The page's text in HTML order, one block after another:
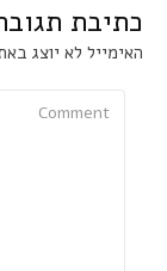
כתיבת
האימייל לא יוצג
Comment